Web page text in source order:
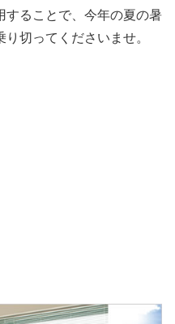
することで、今年の夏の暑
切ってくださいませ。